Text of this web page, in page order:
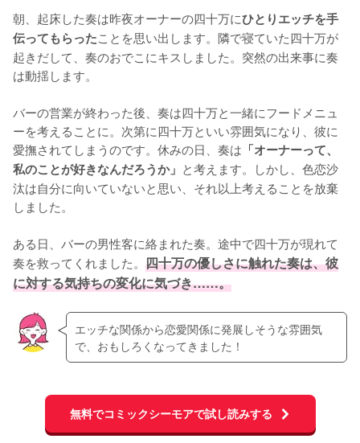
朝、起床した奏は昨夜オーナーの四十万にひとりエッチを手
伝ってもらったことを思い出します。隣で寝ていた四十万が
起きだして、奏のおでこにキスしました。突然の出来事に奏
は動揺します。
バーの営業が終わった後、奏は四十万と一緒にフードメニュ
ーを考えることに。次第に四十万といい雰囲気になり、彼に
愛撫されてしまうのです。休みの日、奏は 「オーナーって、
私のことが好きなんだろうか」 と考えます。しかし、色恋沙
汰は自分に向いていないと思い、それ以上考えることを放棄
しました。
ある日、バーの男性客に絡まれた奏。途中で四十万が現れて
奏を救ってくれました。 四十万の優しさに触れた奏は、彼
に対する気持ちの変化に気づき……。
エッチな関係から恋愛関係に発展しそうな雰囲気
で、おもしろくなってきました！
無料でコミックシーモアで試し読みする